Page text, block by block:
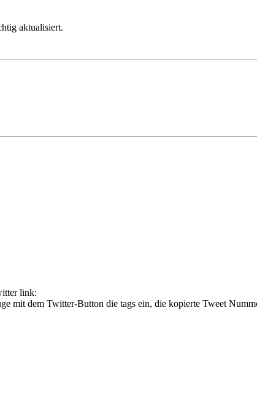
aktualisiert.
link:
mit dem Twitter-Button die tags ein, die kopierte Tweet